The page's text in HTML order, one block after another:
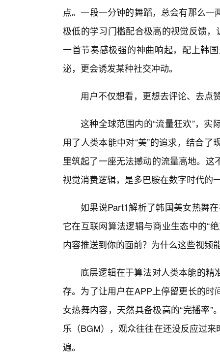
点。一段一分钟的舞蹈，总会有那么
极低的学习门槛配合极高的视觉反馈
一首节奏感极强的神曲响起，配上韩
泌，更会诱发某种社交冲动。
用户不仅想看，更想去评论、去点
这种全球范围内的“流量狂欢”，
用了人类本能中对“美”的追求，结合
里筑起了一座无法撼动的流量高地。
视觉消费逻辑，是多巴胺在数字时代的
如果说Part1解析了韩国美女热舞
它在互联网算法逻辑与商业生态中的“
内容推送到你的面前？为什么这些视频
底层逻辑在于算法对人类本能的
存。为了让用户在APP上停留更长的
女热舞内容，天然具备极高的“完播率
乐（BGM），观众往往在还没反应过
遍。